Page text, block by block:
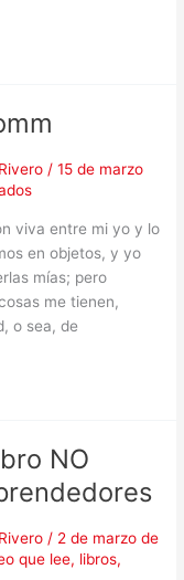
/15 de marzo
viva entre mi yo y lo
en objetos, y yo
mías; pero
me tienen,
o sea, de
NO
/ 2 de marzo de
que lee, libros,